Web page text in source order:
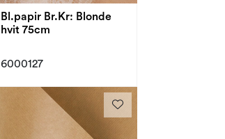
Bl.papir Br.Kr: Blonde
hvit 75cm
6000127